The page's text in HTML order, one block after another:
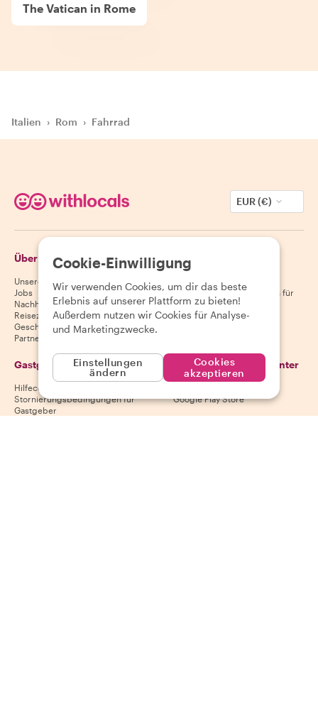
The Vatican in Rome
Italien › Rom › Fahrrad
EUR (€)
Über Withlocals
Unsere Geschichte
Jobs
Nachhaltigkeit
Reiseziele
Geschenkgutscheine
Partnerschaften
Gäste
Hilfecenter für Gäste
Stornierungsbedingungen für
Gäste
AGB für Gäste
Gastgeber
Hilfecenter für Gastgeber
Stornierungsbedingungen für
Gastgeber
Lade unsere App herunter
Google Play Store
Cookie-Einwilligung
Wir verwenden Cookies, um dir das beste
Erlebnis auf unserer Plattform zu bieten!
Außerdem nutzen wir Cookies für Analyse-
und Marketingzwecke.
Einstellungen
ändern
Cookies
akzeptieren